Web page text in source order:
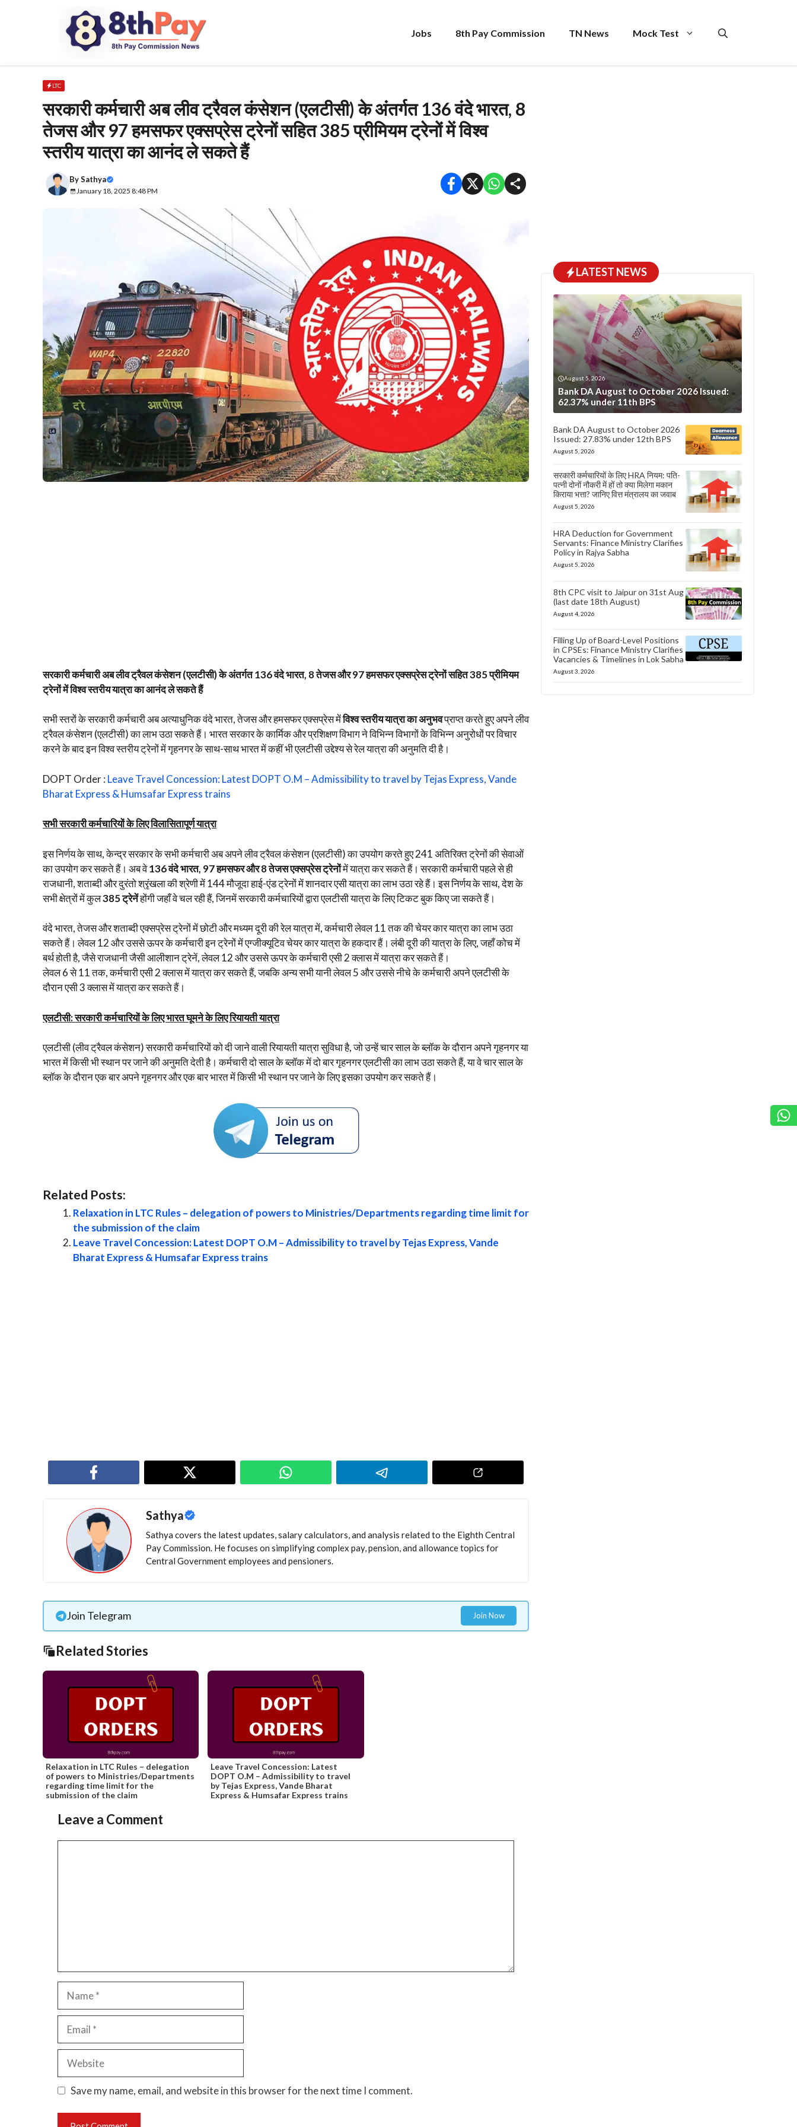
Jobs 8th Pay Commission TN News Mock Test
LTC
सरकारी कर्मचारी अब लीव ट्रैवल कंसेशन (एलटीसी) के अंतर्गत 136 वंदे भारत, 8
तेजस और 97 हमसफर एक्सप्रेस ट्रेनों सहित 385 प्रीमियम ट्रेनों में विश्व
स्तरीय यात्रा का आनंद ले सकते हैं
BySathya
January 18, 2025 8:48 PM
सरकारी कर्मचारी अब लीव ट्रैवल कंसेशन (एलटीसी) के अंतर्गत 136 वंदे भारत, 8 तेजस और 97 हमसफर एक्सप्रेस ट्रेनों सहित 385 प्रीमियम
ट्रेनों में विश्व स्तरीय यात्रा का आनंद ले सकते हैं
सभी स्तरों के सरकारी कर्मचारी अब अत्याधुनिक वंदे भारत, तेजस और हमसफर एक्सप्रेस मेंविश्व स्तरीय यात्रा का अनुभवप्राप्त करते हुए अपने लीव
ट्रैवल कंसेशन (एलटीसी) का लाभ उठा सकते हैं। भारत सरकार के कार्मिक और प्रशिक्षण विभाग ने विभिन्न विभागों के विभिन्न अनुरोधों पर विचार
करने के बाद इन विश्व स्तरीय ट्रेनों में गृहनगर के साथ-साथ भारत में कहीं भी एलटीसी उद्देश्य से रेल यात्रा की अनुमति दी है।
DOPT Order : Leave Travel Concession: Latest DOPT O.M – Admissibility to travel by Tejas Express, Vande
Bharat Express & Humsafar Express trains
सभी सरकारी कर्मचारियों के लिए विलासितापूर्ण यात्रा
इस निर्णय के साथ, केन्द्र सरकार के सभी कर्मचारी अब अपने लीव ट्रैवल कंसेशन (एलटीसी) का उपयोग करते हुए 241 अतिरिक्त ट्रेनों की सेवाओं
का उपयोग कर सकते हैं। अब वे136वंदे भारत, 97हमसफर और8तेजस एक्सप्रेस ट्रेनोंमें यात्रा कर सकते हैं। सरकारी कर्मचारी पहले से ही
राजधानी, शताब्दी और दुरंतो श्रृंखला की श्रेणी में 144 मौजूदा हाई-एंड ट्रेनों में शानदार एसी यात्रा का लाभ उठा रहे हैं। इस निर्णय के साथ, देश के
सभी क्षेत्रों में कुल385ट्रेनेंहोंगी जहाँ वे चल रही हैं, जिनमें सरकारी कर्मचारियों द्वारा एलटीसी यात्रा के लिए टिकट बुक किए जा सकते हैं।
वंदे भारत, तेजस और शताब्दी एक्सप्रेस ट्रेनों में छोटी और मध्यम दूरी की रेल यात्रा में, कर्मचारी लेवल 11 तक की चेयर कार यात्रा का लाभ उठा
सकते हैं। लेवल 12 और उससे ऊपर के कर्मचारी इन ट्रेनों में एग्जीक्यूटिव चेयर कार यात्रा के हकदार हैं। लंबी दूरी की यात्रा के लिए, जहाँ कोच में
बर्थ होती है, जैसे राजधानी जैसी आलीशान ट्रेनें, लेवल 12 और उससे ऊपर के कर्मचारी एसी 2 क्लास में यात्रा कर सकते हैं।
लेवल 6 से 11 तक, कर्मचारी एसी 2 क्लास में यात्रा कर सकते हैं, जबकि अन्य सभी यानी लेवल 5 और उससे नीचे के कर्मचारी अपने एलटीसी के
दौरान एसी 3 क्लास में यात्रा कर सकते हैं।
एलटीसी: सरकारी कर्मचारियों के लिए भारत घूमने के लिए रियायती यात्रा
एलटीसी (लीव ट्रैवल कंसेशन) सरकारी कर्मचारियों को दी जाने वाली रियायती यात्रा सुविधा है, जो उन्हें चार साल के ब्लॉक के दौरान अपने गृहनगर या
भारत में किसी भी स्थान पर जाने की अनुमति देती है। कर्मचारी दो साल के ब्लॉक में दो बार गृहनगर एलटीसी का लाभ उठा सकते हैं, या वे चार साल के
ब्लॉक के दौरान एक बार अपने गृहनगर और एक बार भारत में किसी भी स्थान पर जाने के लिए इसका उपयोग कर सकते हैं।
Related Posts:
Relaxation in LTC Rules – delegation of powers to Ministries/Departments regarding time limit for
the submission of the claim
Leave Travel Concession: Latest DOPT O.M – Admissibility to travel by Tejas Express, Vande
Bharat Express & Humsafar Express trains
Sathya
Sathya covers the latest updates, salary calculators, and analysis related to the Eighth Central
Pay Commission. He focuses on simplifying complex pay, pension, and allowance topics for
Central Government employees and pensioners.
Join Telegram Join Now
Related Stories
Relaxation in LTC Rules – delegation
of powers to Ministries/Departments
regarding time limit for the
submission of the claim
Leave Travel Concession: Latest
DOPT O.M – Admissibility to travel
by Tejas Express, Vande Bharat
Express & Humsafar Express trains
Leave a Comment
Save my name, email, and website in this browser for the next time I comment.
LATEST NEWS
August 5, 2026
Bank DA August to October 2026 Issued:
62.37% under 11th BPS
Bank DA August to October 2026
Issued: 27.83% under 12th BPS
August 5, 2026
सरकारी कर्मचारियों के लिए HRA नियम: पति-
पत्नी दोनों नौकरी में हों तो क्या मिलेगा मकान
किराया भत्ता? जानिए वित्त मंत्रालय का जवाब
August 5, 2026
HRA Deduction for Government
Servants: Finance Ministry Clarifies
Policy in Rajya Sabha
August 5, 2026
8th CPC visit to Jaipur on 31st Aug
(last date 18th August)
August 4, 2026
Filling Up of Board-Level Positions
in CPSEs: Finance Ministry Clarifies
Vacancies & Timelines in Lok Sabha
August 3, 2026